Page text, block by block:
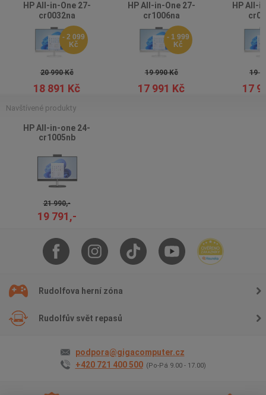
HP All-in-One 27-
cr0032na
- 2 099
Kč
20 990 Kč
18 891 Kč
HP All-in-One 27-
cr1006na
- 1 999
Kč
19 990 Kč
17 991 Kč
HP All-
19
17
Navštívené produkty
HP All-in-one 24-
cr1005nb
21 990,-
19 791,-
Rudolfova herní zóna
Rudolfův svět repasů
podpora@gigacomputer.cz
+420 721 400 500 (Po-Pá 9.00 - 17.00)